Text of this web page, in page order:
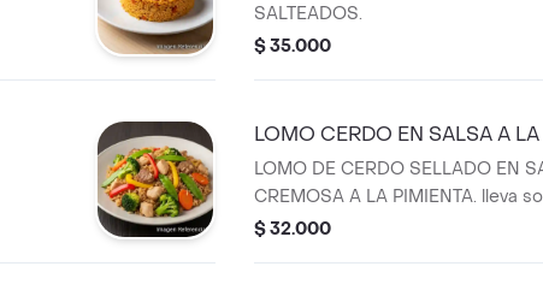
SALTEADOS.
$ 35.000
LOMO CERDO EN SALSA A
LOMO DE CERDO SELLADO EN
CREMOSA A LA PIMIENTA. lleva
agua de panela.
$ 32.000